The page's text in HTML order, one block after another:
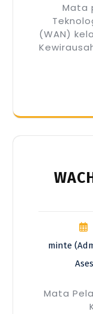
Mata pelajaran yang diampu
(WAN)
minte
Mata Pelajaran yang diampu Sistem